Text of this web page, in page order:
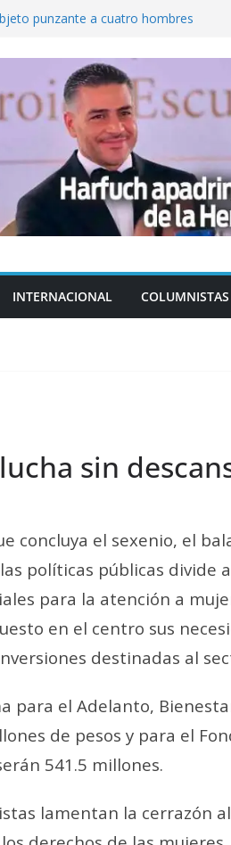
punzante a cuatro hombres
la exportación de aguacate de
Unidos
a escuelas para dejar el esquema
política en casos de desafuero
Movimiento Ciudadano
INTERNACIONAL COLUMNISTAS
sin
concluya el sexenio, el
políticas públicas divide
para la atención a
en el centro sus
destinadas al
para el Adelanto,
de pesos y para el
541.5 millones.
lamentan la cerrazón